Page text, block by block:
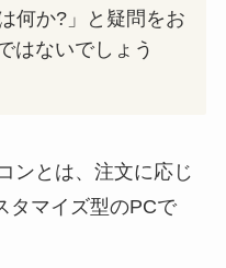
何か?」と疑問をお
はないでしょう
ンとは、注文に応じ
タマイズ型のPCで